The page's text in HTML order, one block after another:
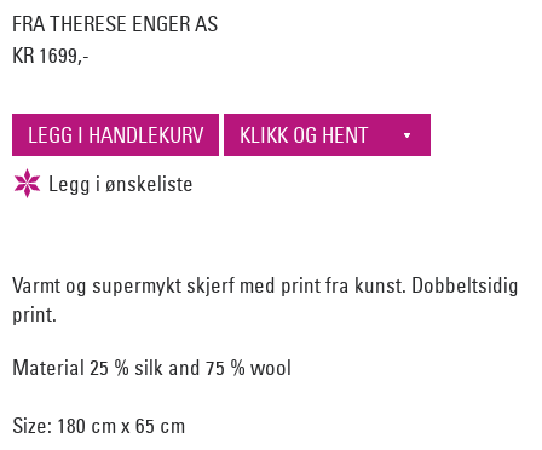
FRA THERESE ENGER AS
KR 1699,-
Varmt og supermykt skjerf med print fra kunst. Dobbeltsidig
print.
Material 25 % silk and 75 % wool
Size: 180 cm x 65 cm